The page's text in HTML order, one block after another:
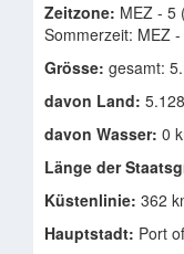
Zeitzone: MEZ - 5
Sommerzeit: MEZ -
Grösse: gesamt:
davon Land:
davon Wasser: 0
Länge der
Küstenlinie: 362
Hauptstadt: Port